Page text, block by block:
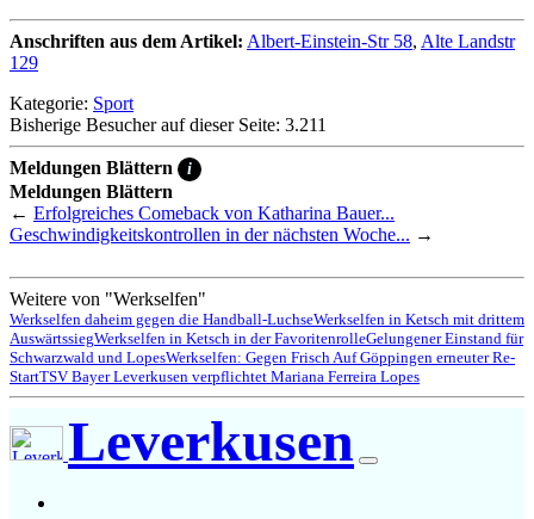
Anschriften aus dem Artikel: Albert-Einstein-Str 58, Alte Landstr
129
Kategorie: Sport
Bisherige Besucher auf dieser Seite: 3.211
Meldungen Blättern i
Meldungen Blättern
← Erfolgreiches Comeback von Katharina Bauer...
Geschwindigkeitskontrollen in der nächsten Woche... →
Weitere von "Werkselfen"
Werkselfen daheim gegen die Handball-LuchseWerkselfen in Ketsch mit drittem
AuswärtssiegWerkselfen in Ketsch in der FavoritenrolleGelungener Einstand für
Schwarzwald und LopesWerkselfen: Gegen Frisch Auf Göppingen erneuter Re-
StartTSV Bayer Leverkusen verpflichtet Mariana Ferreira Lopes
Leverkusen